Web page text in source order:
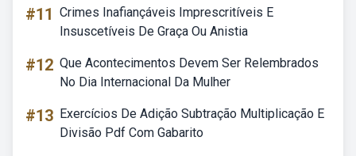
#11 Crimes Inafiançáveis Imprescritíveis E
Insuscetíveis De Graça Ou Anistia
#12 Que Acontecimentos Devem Ser Relembrados
No Dia Internacional Da Mulher
#13 Exercícios De Adição Subtração Multiplicação E
Divisão Pdf Com Gabarito